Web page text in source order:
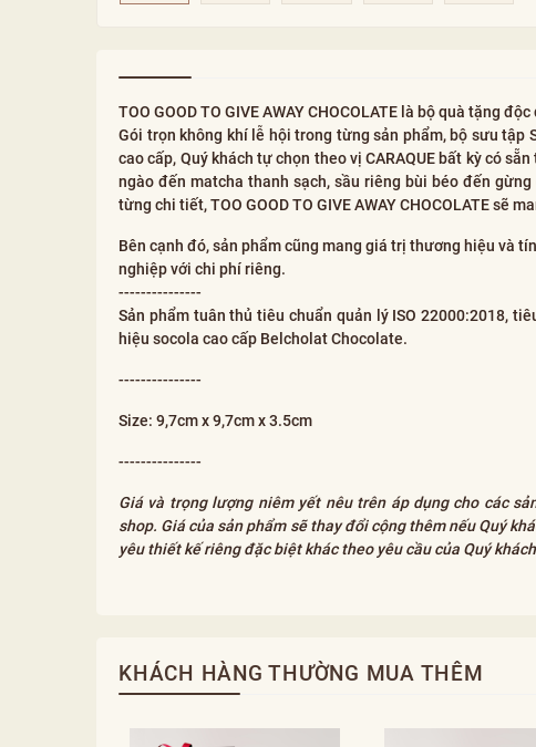
TOO GOOD TO GIVE AWAY CHOCOLATE là bộ quà tặng
Gói trọn không khí lễ hội trong từng sản phẩm, bộ sưu tập
cao cấp, Quý khách tự chọn theo vị CARAQUE bất kỳ có
ngào đến matcha thanh sạch, sầu riêng bùi béo đến
từng chi tiết, TOO GOOD TO GIVE AWAY CHOCOLATE sẽ
Bên cạnh đó, sản phẩm cũng mang giá trị thương hiệu và
nghiệp với chi phí riêng.
---------------
Sản phẩm tuân thủ tiêu chuẩn quản lý ISO 22000:2018,
hiệu socola cao cấp Belcholat Chocolate.
---------------
Size: 9,7cm x 9,7cm x 3.5cm
---------------
Giá và trọng lượng niêm yết nêu trên áp dụng cho các
shop. Giá của sản phẩm sẽ thay đổi cộng thêm nếu Quý
yêu thiết kế riêng đặc biệt khác theo yêu cầu của Quý
KHÁCH HÀNG THƯỜNG MUA THÊM